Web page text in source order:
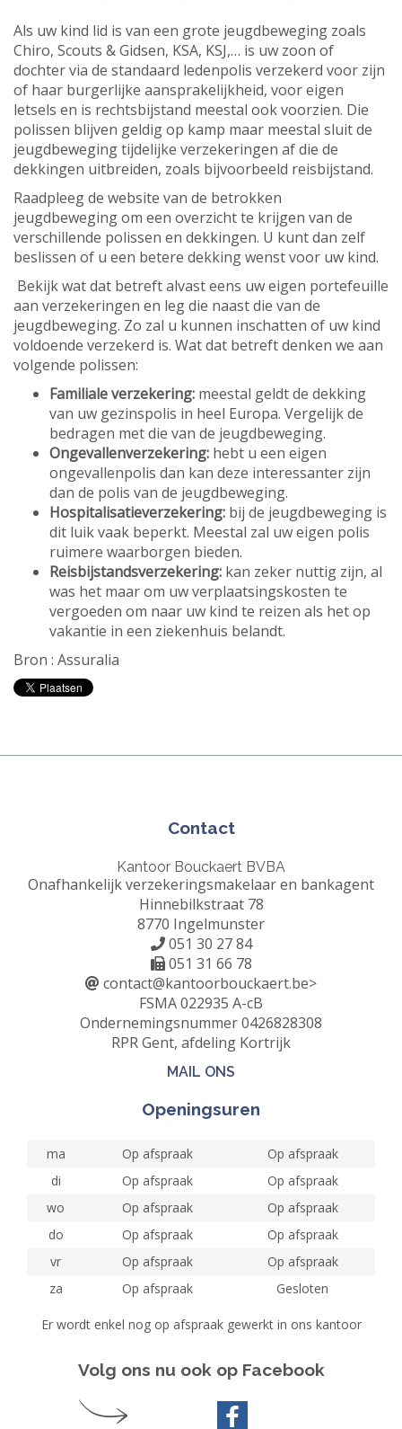
Als uw kind lid is van een grote jeugdbeweging zoals
Chiro, Scouts & Gidsen, KSA, KSJ,… is uw zoon of
dochter via de standaard ledenpolis verzekerd voor zijn
of haar burgerlijke aansprakelijkheid, voor eigen
letsels en is rechtsbijstand meestal ook voorzien. Die
polissen blijven geldig op kamp maar meestal sluit de
jeugdbeweging tijdelijke verzekeringen af die de
dekkingen uitbreiden, zoals bijvoorbeeld reisbijstand.
Raadpleeg de website van de betrokken
jeugdbeweging om een overzicht te krijgen van de
verschillende polissen en dekkingen. U kunt dan zelf
beslissen of u een betere dekking wenst voor uw kind.
Bekijk wat dat betreft alvast eens uw eigen portefeuille
aan verzekeringen en leg die naast die van de
jeugdbeweging. Zo zal u kunnen inschatten of uw kind
voldoende verzekerd is. Wat dat betreft denken we aan
volgende polissen:
Familiale verzekering: meestal geldt de dekking
van uw gezinspolis in heel Europa. Vergelijk de
bedragen met die van de jeugdbeweging.
Ongevallenverzekering: hebt u een eigen
ongevallenpolis dan kan deze interessanter zijn
dan de polis van de jeugdbeweging.
Hospitalisatieverzekering: bij de jeugdbeweging is
dit luik vaak beperkt. Meestal zal uw eigen polis
ruimere waarborgen bieden.
Reisbijstandsverzekering: kan zeker nuttig zijn, al
was het maar om uw verplaatsingskosten te
vergoeden om naar uw kind te reizen als het op
vakantie in een ziekenhuis belandt.
Bron : Assuralia
Contact
Kantoor Bouckaert BVBA
Onafhankelijk verzekeringsmakelaar en bankagent
Hinnebilkstraat 78
8770 Ingelmunster
051 30 27 84
051 31 66 78
contact@kantoorbouckaert.be>
FSMA 022935 A-cB
Ondernemingsnummer 0426828308
RPR Gent, afdeling Kortrijk
MAIL ONS
Openingsuren
ma Op afspraak
Op afspraak
di
Op afspraak
Op afspraak
wo
Op afspraak
Op afspraak
do
Op afspraak
Op afspraak
vr
Op afspraak
Op afspraak
za
Op afspraak Gesloten
Er wordt enkel nog op afspraak gewerkt in ons kantoor
Volg ons nu ook op Facebook